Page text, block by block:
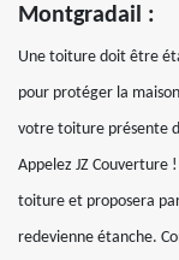
Montgradail :
Une toiture doit être
pour protéger la
votre toiture présente
Appelez JZ Couverture
toiture et proposera
redevienne étanche.